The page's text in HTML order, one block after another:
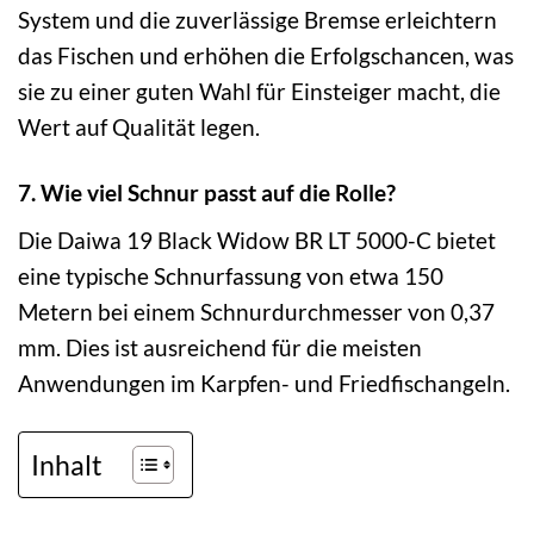
System und die zuverlässige Bremse erleichtern
das Fischen und erhöhen die Erfolgschancen, was
sie zu einer guten Wahl für Einsteiger macht, die
Wert auf Qualität legen.
7. Wie viel Schnur passt auf die Rolle?
Die Daiwa 19 Black Widow BR LT 5000-C bietet
eine typische Schnurfassung von etwa 150
Metern bei einem Schnurdurchmesser von 0,37
mm. Dies ist ausreichend für die meisten
Anwendungen im Karpfen- und Friedfischangeln.
Inhalt